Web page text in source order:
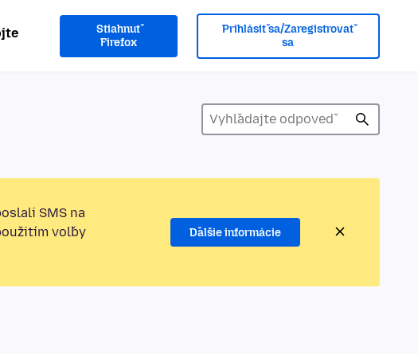
Stiahnuť
Firefox
Prihlásiť sa/Zaregistrovať
sa
SMS na
voľby
Ďalšie informácie